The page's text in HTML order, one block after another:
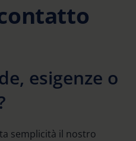
esigenze o
semplicità il nostro